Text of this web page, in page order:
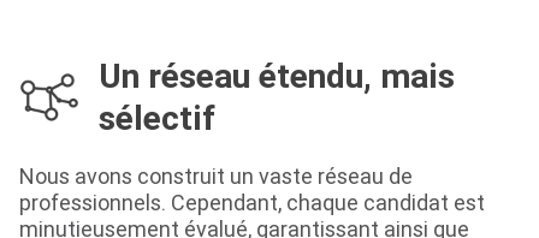
Un réseau étendu, mais
sélectif
Nous avons construit un vaste réseau de
professionnels. Cependant, chaque candidat est
minutieusement évalué, garantissant ainsi que